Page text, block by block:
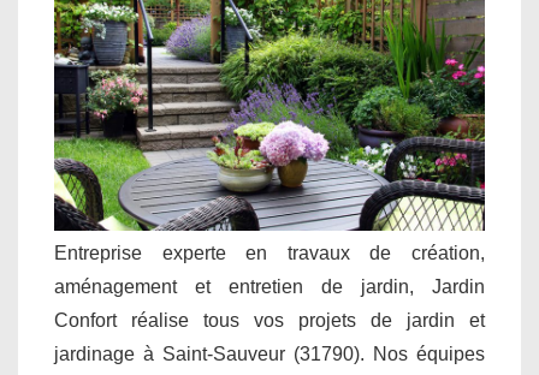
Entreprise experte en travaux de création,
aménagement et entretien de jardin, Jardin
Confort réalise tous vos projets de jardin et
jardinage à Saint-Sauveur (31790). Nos équipes